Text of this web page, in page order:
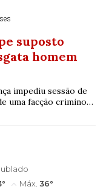
suposto
homem
impediu sessão de
facção criminosa
Máx. 36°